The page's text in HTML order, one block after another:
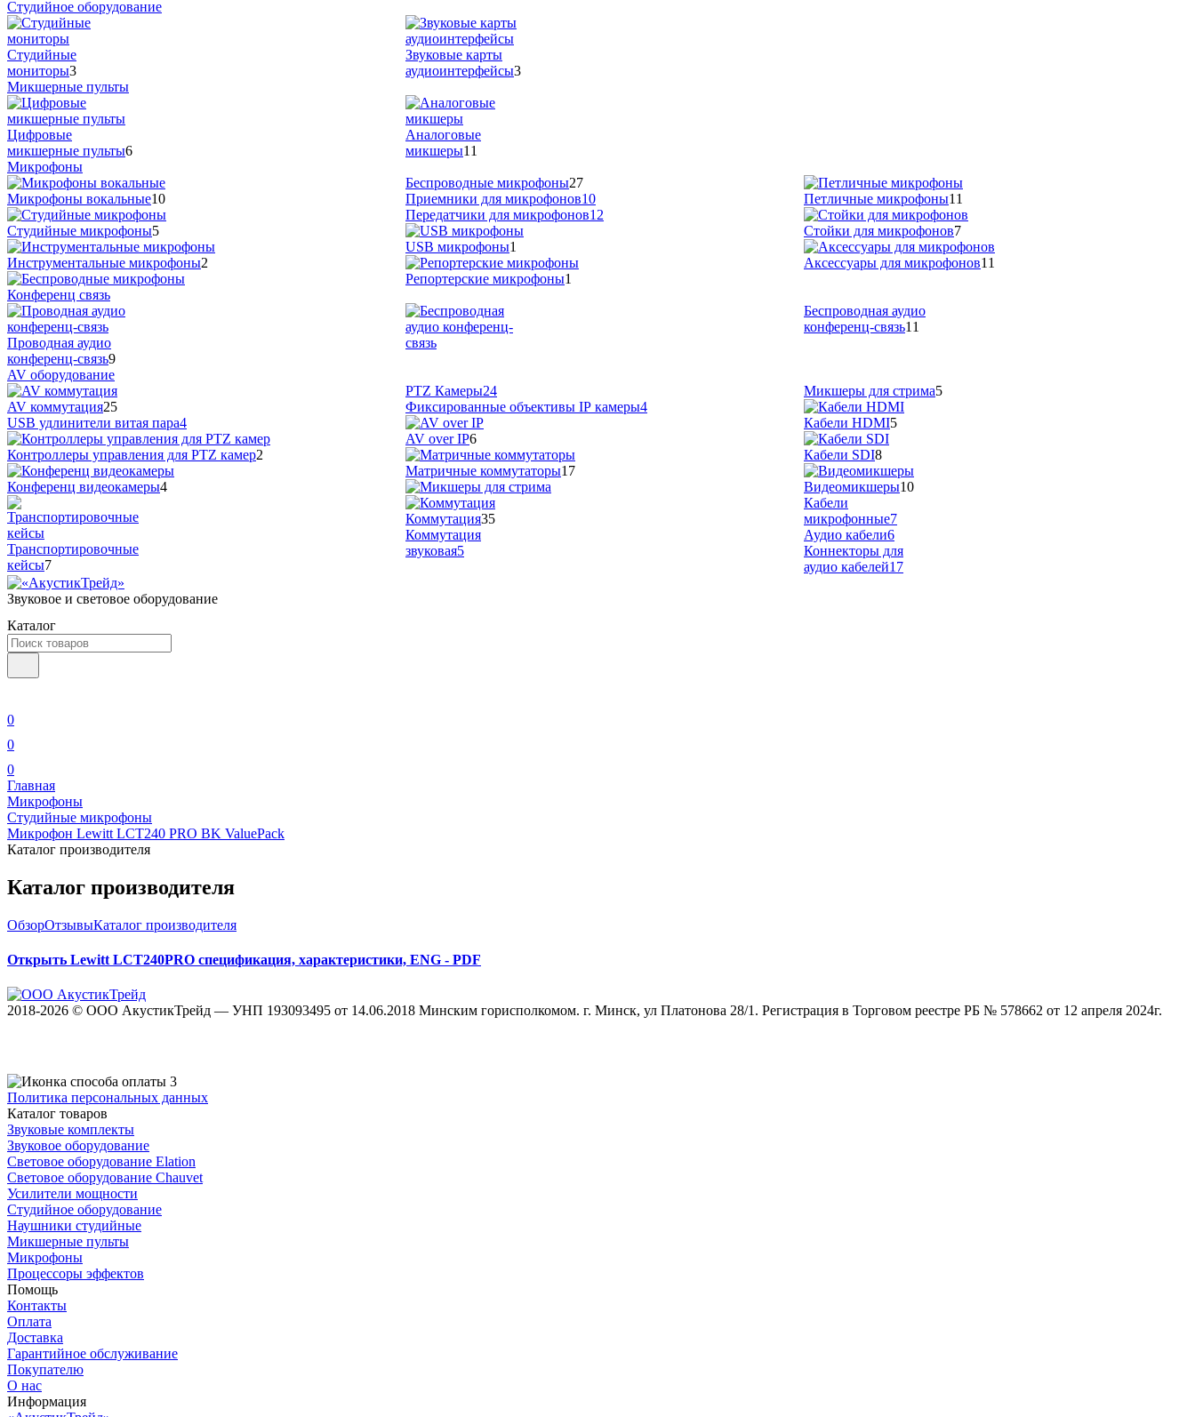
Студийное оборудование
Студийные
мониторы3
Звуковые карты
аудиоинтерфейсы3
Микшерные пульты
Цифровые
микшерные пульты6
Аналоговые
микшеры11
Микрофоны
Микрофоны вокальные10
Студийные микрофоны5
Инструментальные микрофоны2
Беспроводные микрофоны27
Приемники для микрофонов10
Передатчики для микрофонов12
USB микрофоны1
Репортерские микрофоны1
Петличные микрофоны11
Стойки для микрофонов7
Аксессуары для микрофонов11
Конференц связь
Проводная аудио
конференц-связь9
Беспроводная аудио
конференц-связь11
AV оборудование
AV коммутация25
USB удлинители витая пара4
Контроллеры управления для PTZ камер2
Конференц видеокамеры4
PTZ Камеры24
Фиксированные объективы IP камеры4
AV over IP6
Матричные коммутаторы17
Микшеры для стрима5
Кабели HDMI5
Кабели SDI8
Видеомикшеры10
Транспортировочные
кейсы7
Коммутация35
Коммутация
звуковая5
Кабели
микрофонные7
Аудио кабели6
Коннекторы для
аудио кабелей17
Звуковое и световое оборудование
Каталог
0
0
0
Главная
Микрофоны
Студийные микрофоны
Микрофон Lewitt LCT240 PRO BK ValuePack
Каталог производителя
Каталог производителя
ОбзорОтзывыКаталог производителя
Открыть Lewitt LCT240PRO спецификация, характеристики, ENG - PDF
2018-2026 © ООО АкустикТрейд — УНП 193093495 от 14.06.2018 Минским горисполкомом. г. Минск, ул Платонова 28/1. Регистрация в Торговом реестре РБ № 578662 от 12 апреля 2024г.
Политика персональных данных
Каталог товаров
Звуковые комплекты
Звуковое оборудование
Световое оборудование Elation
Cветовое оборудование Chauvet
Усилители мощности
Студийное оборудование
Наушники студийные
Микшерные пульты
Микрофоны
Процессоры эффектов
Помощь
Контакты
Оплата
Доставка
Гарантийное обслуживание
Покупателю
О нас
Информация